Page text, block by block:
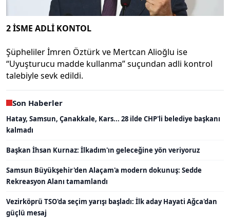
2 İSME ADLİ KONTOL
Şüpheliler İmren Öztürk ve Mertcan Alioğlu ise
“Uyuşturucu madde kullanma” suçundan adli kontrol
talebiyle sevk edildi.
Son Haberler
Hatay, Samsun, Çanakkale, Kars... 28 ilde CHP'li belediye başkanı
kalmadı
Başkan İhsan Kurnaz: İlkadım'ın geleceğine yön veriyoruz
Samsun Büyükşehir'den Alaçam'a modern dokunuş: Sedde
Rekreasyon Alanı tamamlandı
Vezirköprü TSO'da seçim yarışı başladı: İlk aday Hayati Ağca'dan
güçlü mesaj